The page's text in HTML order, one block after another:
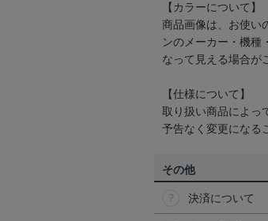
【カラーについて】
商品画像は、お使い
ンのメーカー・機種
なって見える場合が
【仕様について】
取り扱い商品によっ
予告なく変更になる
その他
決済について